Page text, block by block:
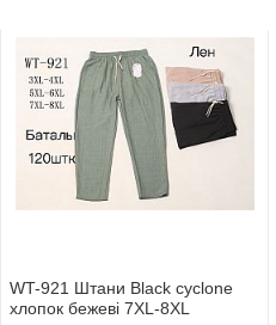
WT-921 Штани Black cyclone
хлопок бежеві 7XL-8XL